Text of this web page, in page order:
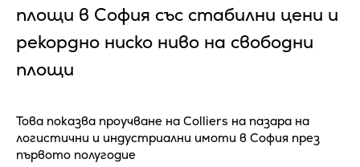
площи в София със стабилни цени и
рекордно ниско ниво на свободни
площи
Това показва проучване на Colliers на пазара на
логистични и индустриални имоти в София през
първото полугодие